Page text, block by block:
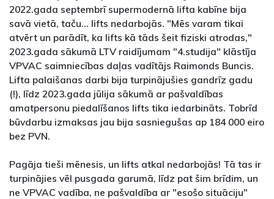
2022.gada septembrī supermodernā lifta kabīne bija
savā vietā, taču... lifts nedarbojās. "Mēs varam tikai
atvērt un parādīt, ka lifts kā tāds šeit fiziski atrodas,"
2023.gada sākumā LTV raidījumam "4.studija" klāstīja
VPVAC saimniecības daļas vadītājs Raimonds Buncis.
Lifta palaišanas darbi bija turpinājušies gandrīz gadu
(!), līdz 2023.gada jūlija sākumā ar pašvaldības
amatpersonu piedalīšanos lifts tika iedarbināts. Tobrīd
būvdarbu izmaksas jau bija sasniegušas ap 184 000 eiro
bez PVN.
Pagāja tieši mēnesis, un lifts atkal nedarbojās! Tā tas ir
turpinājies vēl pusgada garumā, līdz pat šim brīdim, un
ne VPVAC vadība, ne pašvaldība ar "esošo situāciju"